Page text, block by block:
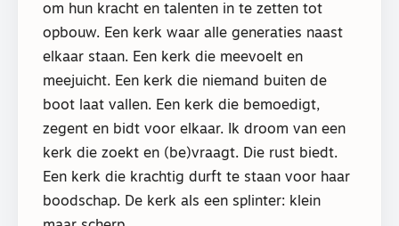
om hun kracht en talenten in te zetten tot
opbouw. Een kerk waar alle generaties naast
elkaar staan. Een kerk die meevoelt en
meejuicht. Een kerk die niemand buiten de
boot laat vallen. Een kerk die bemoedigt,
zegent en bidt voor elkaar. Ik droom van een
kerk die zoekt en (be)vraagt. Die rust biedt.
Een kerk die krachtig durft te staan voor haar
boodschap. De kerk als een splinter: klein